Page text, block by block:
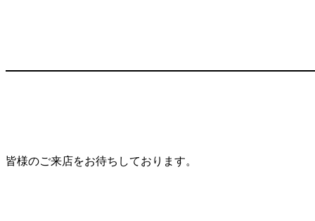
皆様のご来店をお待ちしております。